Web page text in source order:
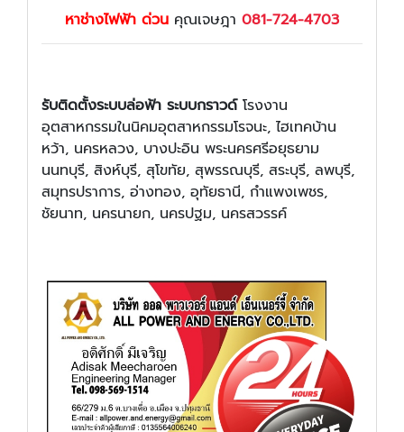
หาช่างไฟฟ้า ด่วน คุณเจษฎา 081-724-4703
รับติดตั้งระบบล่อฟ้า ระบบกราวด์ โรงงาน
อุตสาหกรรมในนิคมอุตสาหกรรมโรจนะ, ไฮเทคบ้าน
หว้า, นครหลวง, บางปะอิน พระนครศรีอยุธยาม
นนทบุรี, สิงห์บุรี, สุโขทัย, สุพรรณบุรี, สระบุรี, ลพบุรี,
สมุทรปราการ, อ่างทอง, อุทัยธานี, กำแพงเพชร,
ชัยนาท, นครนายก, นครปฐม, นครสวรรค์